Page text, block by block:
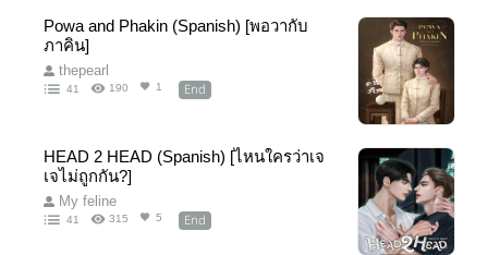
Powa and Phakin (Spanish) [พอวากับ
ภาคิน]
thepearl
41 190 1 End
HEAD 2 HEAD (Spanish) [ไหนใครว่าเจ
เจไม่ถูกกัน?]
My feline
41 315 5 End